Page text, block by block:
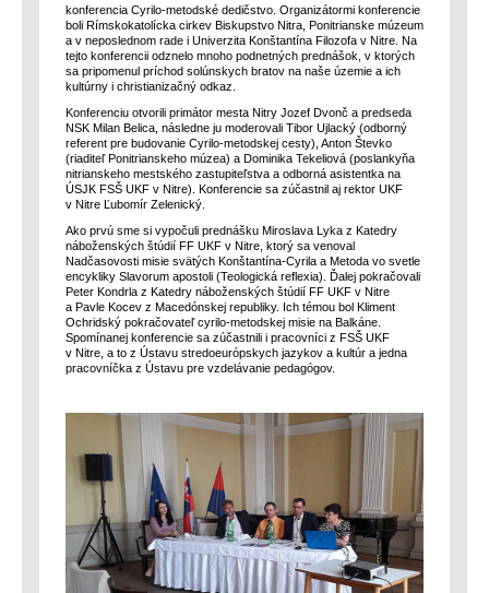
konferencia Cyrilo-metodské dedičstvo. Organizátormi konferencie
boli Rímskokatolícka cirkev Biskupstvo Nitra, Ponitrianske múzeum
a v neposlednom rade i Univerzita Konštantína Filozofa v Nitre. Na
tejto konferencii odznelo mnoho podnetných prednášok, v ktorých
sa pripomenul príchod solúnskych bratov na naše územie a ich
kultúrny i christianizačný odkaz.
Konferenciu otvorili primátor mesta Nitry Jozef Dvonč a predseda
NSK Milan Belica, následne ju moderovali Tibor Ujlacký (odborný
referent pre budovanie Cyrilo-metodskej cesty), Anton Števko
(riaditeľ Ponitrianskeho múzea) a Dominika Tekeliová (poslankyňa
nitrianskeho mestského zastupiteľstva a odborná asistentka na
ÚSJK FSŠ UKF v Nitre). Konferencie sa zúčastnil aj rektor UKF
v Nitre Ľubomír Zelenický.
Ako prvú sme si vypočuli prednášku Miroslava Lyka z Katedry
náboženských štúdií FF UKF v Nitre, ktorý sa venoval
Nadčasovosti misie svätých Konštantína-Cyrila a Metoda vo svetle
encykliky Slavorum apostoli (Teologická reflexia). Ďalej pokračovali
Peter Kondrla z Katedry náboženských štúdií FF UKF v Nitre
a Pavle Kocev z Macedónskej republiky. Ich témou bol Kliment
Ochridský pokračovateľ cyrilo-metodskej misie na Balkáne.
Spomínanej konferencie sa zúčastnili i pracovníci z FSŠ UKF
v Nitre, a to z Ústavu stredoeurópskych jazykov a kultúr a jedna
pracovníčka z Ústavu pre vzdelávanie pedagógov.